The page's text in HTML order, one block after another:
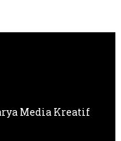
Media Kreatif